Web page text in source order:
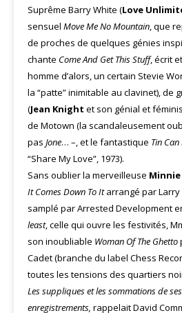
Suprême Barry White (Love
sensuel Move Me No Mountain, que
de proches de quelques génies
chante Come And Get This Stuff, écrit
homme d’alors, un certain Stevie
la “patte” inimitable au clavinet), de
(Jean Knight et son génial et
de Motown (la scandaleusement
pas Jone… –, et le fantastique Tin
“Share My Love”, 1973).
Sans oublier la merveilleuse
It Comes Down To Itarrangé par Larry
samplé par Arrested Development
least, celle qui ouvre les festivités,
son inoubliable Woman Of The Ghetto
Cadet (branche du label Chess
toutes les tensions des quartiers
Les suppliques et les sommations de
enregistrements, rappelait David